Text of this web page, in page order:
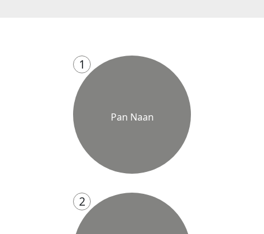
1
Pan Naan
2